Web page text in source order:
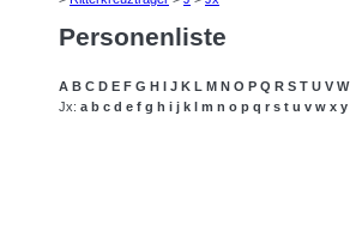
Personenliste
A B C D E F G H I J K L M N O P Q R S T U V W
Jx: a b c d e f g h i j k l m n o p q r s t u v w x y